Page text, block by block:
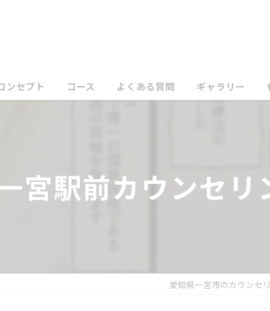
ンセプト コース よくある質問 ギャラリー
宮駅前カウンセリ
愛知県一宮市のカウンセ